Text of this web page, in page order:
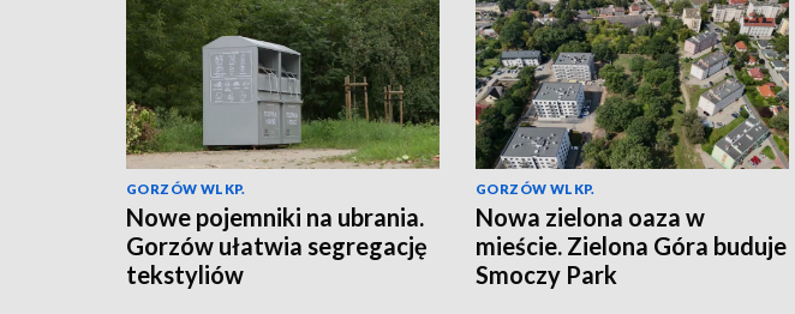
GORZÓW WLKP.
Nowe pojemniki na ubrania.
Gorzów ułatwia segregację
tekstyliów
GORZÓW WLKP.
Nowa zielona oaza w
mieście. Zielona Góra buduje
Smoczy Park